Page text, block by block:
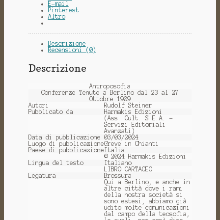
E-mail
Pinterest
Altro
Descrizione
Recensioni (0)
Descrizione
Antroposofia
Conferenze Tenute a Berlino dal 23 al 27
Ottobre 1909
Autori
Rudolf Steiner
Pubblicato da
Harmakis Edizioni
(Ass. Cult. S.E.A. -
Servizi Editoriali
Avanzati)
Data di pubblicazione
03/03/2024
Luogo di pubblicazioneGreve in Chianti
Paese di pubblicazioneItalia
© 2024 Harmakis Edizioni
Lingua del testo
Italiano
LIBRO CARTACEO
Legatura
Brossura
Qui a Berlino, e anche in
altre città dove i rami
della nostra società si
sono estesi, abbiamo già
udito molte comunicazioni
dal campo della teosofia,